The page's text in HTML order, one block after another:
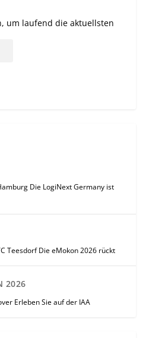
um laufend die aktuellsten
Die LogiNext Germany ist
Teesdorf Die eMokon 2026 rückt
2026
Erleben Sie auf der IAA